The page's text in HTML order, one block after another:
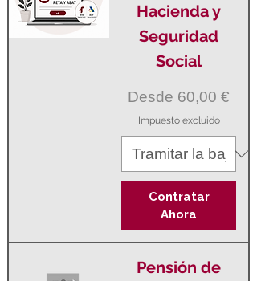
Hacienda y
Seguridad
Social
Desde 60,00 €
Precio de oferta
Impuesto excluido
Contratar
Ahora
Pensión de